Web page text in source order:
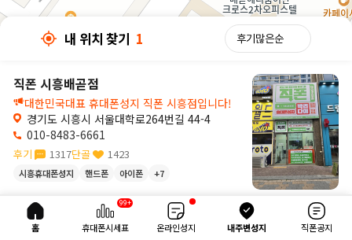
내 위치 찾기 1
직폰 시흥배곧점
대한민국대표 휴대폰성지 직폰 시흥점입니다!
경기도 시흥시 서울대학로264번길 44-4
010-8483-6661
후기 1317단골 1423
시흥휴대폰성지 핸드폰 아이폰 +7
내 위치 찾기 1
홈
99+
휴대폰시세표 온라인성지 내주변성지 직폰공지